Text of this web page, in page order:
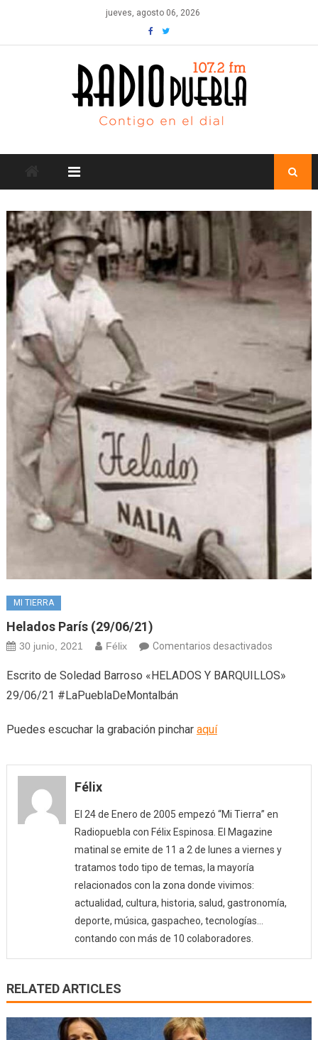
content
jueves, agosto 06, 2026
MI TIERRA
Helados París (29/06/21)
30 junio, 2021 Félix Comentarios desactivadosen
París
Escrito de Soledad Barroso «HELADOS Y BARQUILLOS»
29/06/21 #LaPueblaDeMontalbán
Puedes escuchar la grabación pinchar aquí
Félix
El 24 de Enero de 2005 empezó “Mi Tierra” en
Radiopuebla con Félix Espinosa. El Magazine
matinal se emite de 11 a 2 de lunes a viernes y
tratamos todo tipo de temas, la mayoría
relacionados con la zona donde vivimos:
actualidad, cultura, historia, salud, gastronomía,
deporte, música, gaspacheo, tecnologías…
contando con más de 10 colaboradores.
RELATED ARTICLES